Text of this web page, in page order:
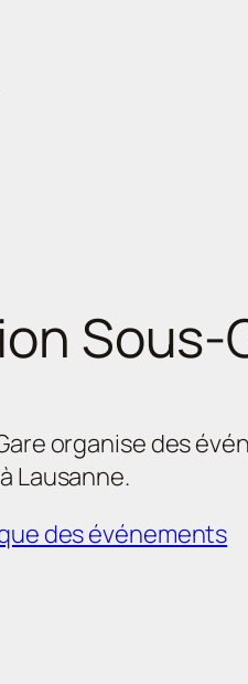
Sous-
organise des
Lausanne.
des événements